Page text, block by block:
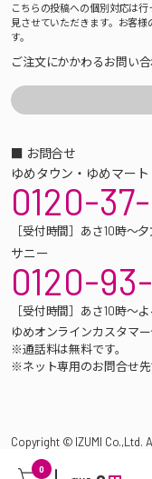
0
こちらの投稿への個別対応は
見させていただきます。お客
す。
ご注文にかかわるお問い
■ お問合せ
ゆめタウン・ゆめマート
0120-
［受付時間］あさ10時～
サニー
0120-
［受付時間］あさ10時～
ゆめオンラインカスタマ
※通話料は無料です。
※ネット専用のお問合せ先
Copyright © IZUMI Co.,Ltd.